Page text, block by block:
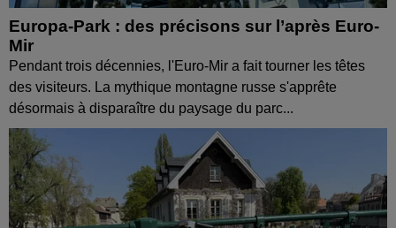
Europa-Park : des précisons sur l’après Euro-
Mir
Pendant trois décennies, l'Euro-Mir a fait tourner les têtes
des visiteurs. La mythique montagne russe s'apprête
désormais à disparaître du paysage du parc...